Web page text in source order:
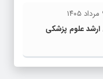
ارشد علوم پزشکی